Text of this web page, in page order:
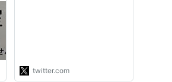
省。ここに至るま…
https://t.co/gulI1JTxDz"
twitter.com